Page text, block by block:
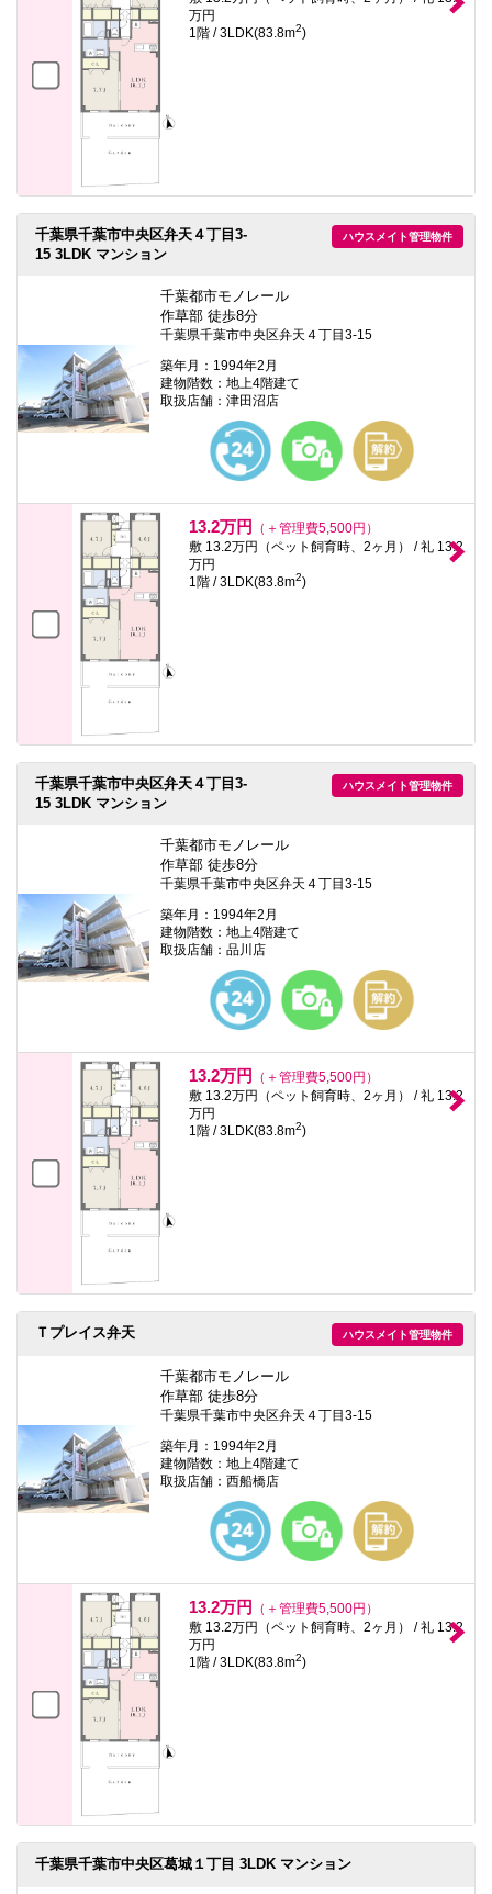
万円
1階 / 3LDK(83.8m2)
ハウスメイト管理物件
千葉県千葉市中央区弁天４丁目3-
15 3LDK マンション
千葉都市モノレール
作草部 徒歩8分
千葉県千葉市中央区弁天４丁目3-15
築年月：1994年2月
建物階数：地上4階建て
取扱店舗：津田沼店
13.2万円
（＋管理費5,500円）
敷 13.2万円（ペット飼育時、2ヶ月） / 礼 13.2
万円
1階 / 3LDK(83.8m2)
ハウスメイト管理物件
千葉県千葉市中央区弁天４丁目3-
15 3LDK マンション
千葉都市モノレール
作草部 徒歩8分
千葉県千葉市中央区弁天４丁目3-15
築年月：1994年2月
建物階数：地上4階建て
取扱店舗：品川店
13.2万円
（＋管理費5,500円）
敷 13.2万円（ペット飼育時、2ヶ月） / 礼 13.2
万円
1階 / 3LDK(83.8m2)
ハウスメイト管理物件
Ｔプレイス弁天
千葉都市モノレール
作草部 徒歩8分
千葉県千葉市中央区弁天４丁目3-15
築年月：1994年2月
建物階数：地上4階建て
取扱店舗：西船橋店
13.2万円
（＋管理費5,500円）
敷 13.2万円（ペット飼育時、2ヶ月） / 礼 13.2
万円
1階 / 3LDK(83.8m2)
千葉県千葉市中央区葛城１丁目 3LDK マンション